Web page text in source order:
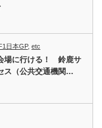
日本GP,etc
場に行ける！ 鈴鹿サ
ス（公共交通機関…